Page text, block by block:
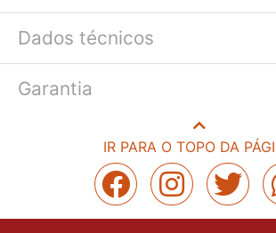
Dados técnicos
Garantia
IR PARA O TOPO DA